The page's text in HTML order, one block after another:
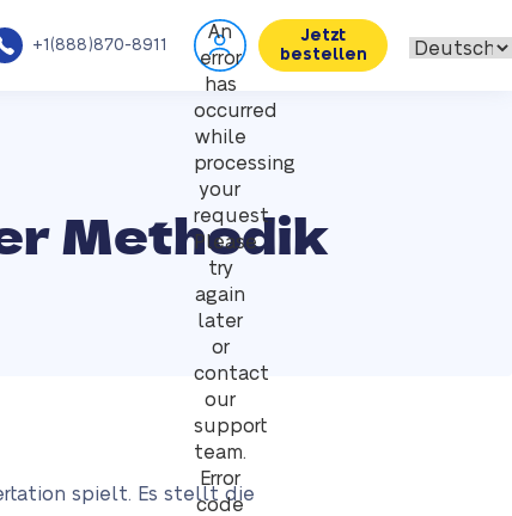
+1(888)870-8911
An
error
has
occurred
while
processing
your
request.
Please
try
again
later
or
contact
our
support
team.
Error
code
Jetzt
bestellen
Methodik
spielt. Es stellt die